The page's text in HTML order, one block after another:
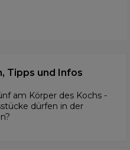
Tipps und Infos
am Körper des Kochs -
dürfen in der